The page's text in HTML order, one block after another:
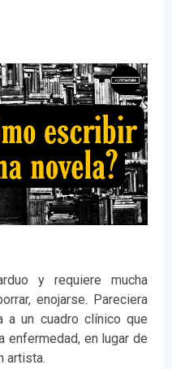
y requiere mucha
enojarse. Pareciera
a un cuadro clínico que
enfermedad, en lugar de
artista.